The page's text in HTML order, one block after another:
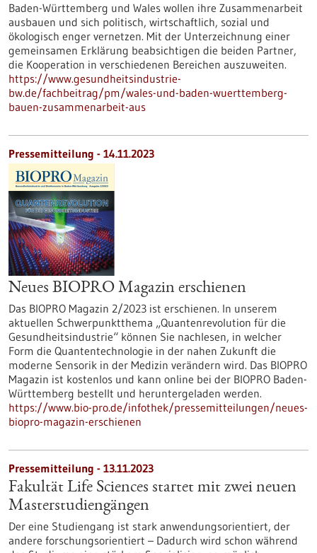
Baden-Württemberg und Wales wollen ihre Zusammenarbeit
ausbauen und sich politisch, wirtschaftlich, sozial und
ökologisch enger vernetzen. Mit der Unterzeichnung einer
gemeinsamen Erklärung beabsichtigen die beiden Partner,
die Kooperation in verschiedenen Bereichen auszuweiten.
https://www.gesundheitsindustrie-
bw.de/fachbeitrag/pm/wales-und-baden-wuerttemberg-
bauen-zusammenarbeit-aus
Pressemitteilung - 14.11.2023
Neues BIOPRO Magazin erschienen
Das BIOPRO Magazin 2/2023 ist erschienen. In unserem
aktuellen Schwerpunktthema „Quantenrevolution für die
Gesundheitsindustrie“ können Sie nachlesen, in welcher
Form die Quantentechnologie in der nahen Zukunft die
moderne Sensorik in der Medizin verändern wird. Das BIOPRO
Magazin ist kostenlos und kann online bei der BIOPRO Baden-
Württemberg bestellt und heruntergeladen werden.
https://www.bio-pro.de/infothek/pressemitteilungen/neues-
biopro-magazin-erschienen
Pressemitteilung - 13.11.2023
Fakultät Life Sciences startet mit zwei neuen
Masterstudiengängen
Der eine Studiengang ist stark anwendungsorientiert, der
andere forschungsorientiert – Dadurch wird schon während